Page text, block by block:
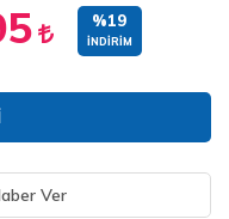
%19
İNDIRIM
Ver